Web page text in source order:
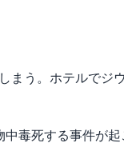
う。ホテルでジ
毒死する事件が